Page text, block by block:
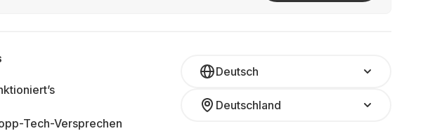
Deutsch
Deutschland
Tech-Versprechen